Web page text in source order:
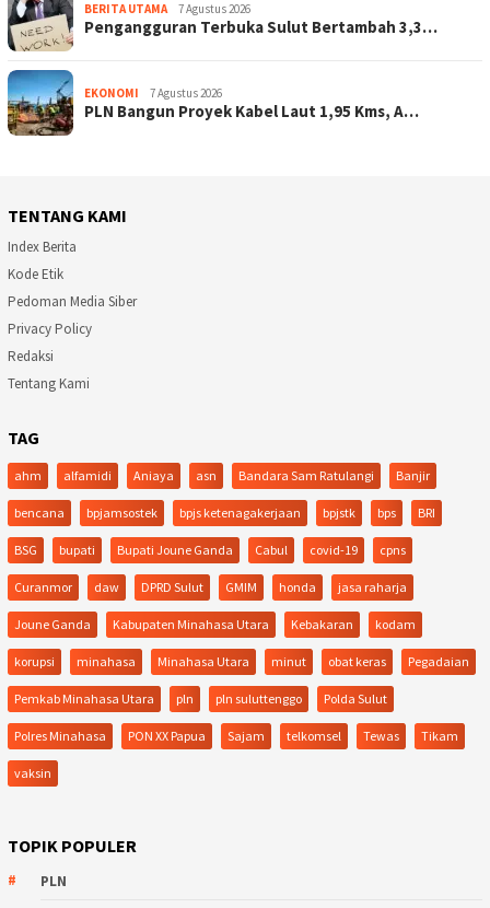
BERITA UTAMA 7 Agustus 2026
Pengangguran Terbuka Sulut Bertambah 3,3…
EKONOMI 7 Agustus 2026
PLN Bangun Proyek Kabel Laut 1,95 Kms, A…
TENTANG KAMI
Index Berita
Kode Etik
Pedoman Media Siber
Privacy Policy
Redaksi
Tentang Kami
TAG
ahm alfamidi Aniaya asn Bandara Sam Ratulangi Banjir
bencana bpjamsostek bpjs ketenagakerjaan bpjstk bps BRI
BSG bupati Bupati Joune Ganda Cabul covid-19 cpns
Curanmor daw DPRD Sulut GMIM honda jasa raharja
Joune Ganda Kabupaten Minahasa Utara Kebakaran kodam
korupsi minahasa Minahasa Utara minut obat keras Pegadaian
Pemkab Minahasa Utara pln pln suluttenggo Polda Sulut
Polres Minahasa PON XX Papua Sajam telkomsel Tewas Tikam
vaksin
TOPIK POPULER
PLN